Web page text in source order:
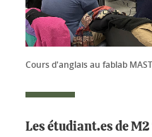
Cours d'anglais au fablab
Les étudiant.es de